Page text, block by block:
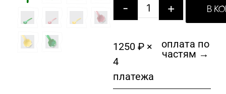
- + В
1250 ₽ ×
4
платежа
оплата по
частям →